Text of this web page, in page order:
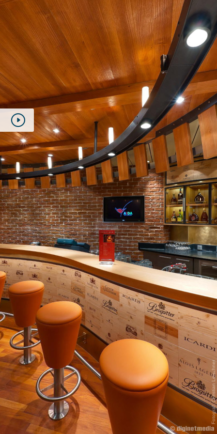
Fotograf: Christian Leischner